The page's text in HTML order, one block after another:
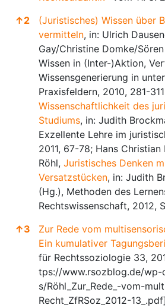
↑2
(Juristisches) Wissen über
vermitteln, in: Ulrich
Gay/Christine Domke/
Wissen in (Inter-)Aktion,
Wissensgenerierung in
Praxisfeldern, 2010, 281-
Wissenschaftlichkeit des
Studiums, in: Judith
Exzellente Lehre im
2011, 67-78; Hans Christian
Röhl, Juristisches Denken
Versatzstücken, in: Judith
(Hg.), Methoden des
Rechtswissenschaft, 2012,
↑3
Zur Rede vom
Ein kumulativer
für Rechtssoziologie 33,
tps://www.rsozblog.de/wp-
s/Röhl_Zur_Rede_-vom-
Recht_ZfRSoz_2012-